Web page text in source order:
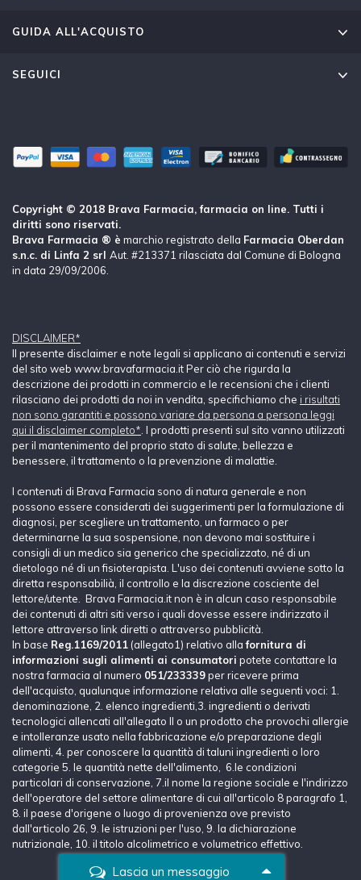
Lascia un messaggio
GUIDA ALL'ACQUISTO
SEGUICI
Copyright © 2018 Brava Farmacia, farmacia on line. Tutti i
diritti sono riservati.
Brava Farmacia ® è marchio registrato della Farmacia Oberdan
s.n.c. di Linfa 2 srl Aut. #213371 rilasciata dal Comune di Bologna
in data 29/09/2006.
DISCLAIMER*
Il presente disclaimer e note legali si applicano ai contenuti e servizi
del sito web www.bravafarmacia.it Per ciò che rigurda la
descrizione dei prodotti in commercio e le recensioni che i clienti
rilasciano dei prodotti da noi in vendita, specifichiamo che i risultati
non sono garantiti e possono variare da persona a persona leggi
qui il disclaimer completo*. I prodotti presenti sul sito vanno utilizzati
per il mantenimento del proprio stato di salute, bellezza e
benessere, il trattamento o la prevenzione di malattie.
I contenuti di Brava Farmacia sono di natura generale e non
possono essere considerati dei suggerimenti per la formulazione di
diagnosi, per scegliere un trattamento, un farmaco o per
determinarne la sua sospensione, non devono mai sostituire i
consigli di un medico sia generico che specializzato, né di un
dietologo né di un fisioterapista. L'uso dei contenuti avviene sotto la
diretta responsabilià, il controllo e la discrezione cosciente del
lettore/utente. Brava Farmacia.it non è in alcun caso responsabile
dei contenuti di altri siti verso i quali dovesse essere indirizzato il
lettore attraverso link diretti o attraverso pubblicità.
In base Reg.1169/2011 (allegato1) relativo allafornitura di
informazioni sugli alimenti ai consumatori potete contattare la
nostra farmacia al numero 051/233339per ricevere prima
dell'acquisto, qualunque informazione relativa alle seguenti voci: 1.
denominazione, 2. elenco ingredienti,3. ingredienti o derivati
tecnologici allencati all'allegato II o un prodotto che provochi allergie
e intolleranze usato nella fabbricazione e/o preparazione degli
alimenti, 4. per conoscere la quantità di taluni ingredienti o loro
categorie 5. le quantità nette dell'alimento, 6.le condizioni
particolari di conservazione, 7.il nome la regione sociale e l'indirizzo
dell'operatore del settore alimentare di cui all'articolo 8 paragrafo 1,
8. il paese d'origene o luogo di provenienza ove previsto
dall'articolo 26, 9. le istruzioni per l'uso, 9. la dichiarazione
nutrizionale, 10. il titolo alcolimetrico e volumetrico effettivo.